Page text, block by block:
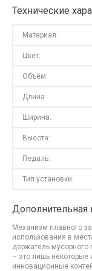
Технические
Материал:
Цвет:
Объём:
Длина:
Ширина:
Высота:
Педаль:
Тип установки:
Механизм плавного
использования в
держатель мусорного
– это лишь некоторые
инновационные